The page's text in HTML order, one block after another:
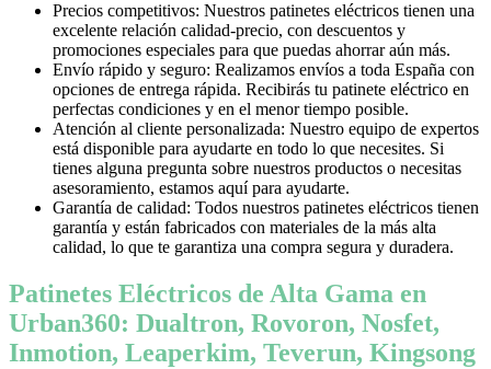
Precios competitivos: Nuestros patinetes eléctricos tienen una
excelente relación calidad-precio, con descuentos y
promociones especiales para que puedas ahorrar aún más.
Envío rápido y seguro: Realizamos envíos a toda España con
opciones de entrega rápida. Recibirás tu patinete eléctrico en
perfectas condiciones y en el menor tiempo posible.
Atención al cliente personalizada: Nuestro equipo de expertos
está disponible para ayudarte en todo lo que necesites. Si
tienes alguna pregunta sobre nuestros productos o necesitas
asesoramiento, estamos aquí para ayudarte.
Garantía de calidad: Todos nuestros patinetes eléctricos tienen
garantía y están fabricados con materiales de la más alta
calidad, lo que te garantiza una compra segura y duradera.
Patinetes Eléctricos de Alta Gama en
Urban360: Dualtron, Rovoron, Nosfet,
Inmotion, Leaperkim, Teverun, Kingsong